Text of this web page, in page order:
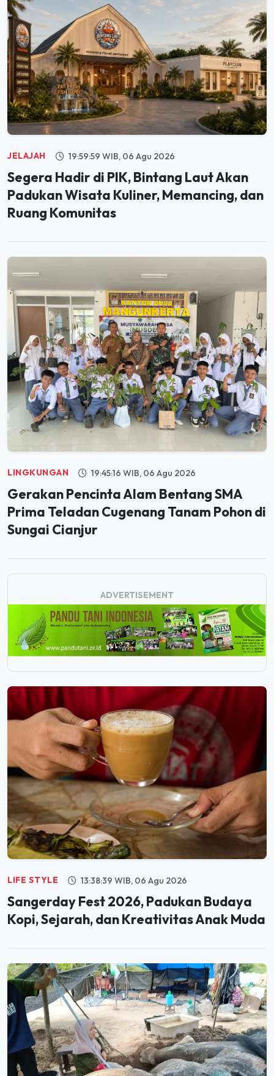
JELAJAH 19:59:59 WIB, 06 Agu 2026
Segera Hadir di PIK, Bintang Laut Akan
Padukan Wisata Kuliner, Memancing, dan
Ruang Komunitas
LINGKUNGAN 19:45:16 WIB, 06 Agu 2026
Gerakan Pencinta Alam Bentang SMA
Prima Teladan Cugenang Tanam Pohon di
Sungai Cianjur
ADVERTISEMENT
LIFE STYLE 13:38:39 WIB, 06 Agu 2026
Sangerday Fest 2026, Padukan Budaya
Kopi, Sejarah, dan Kreativitas Anak Muda